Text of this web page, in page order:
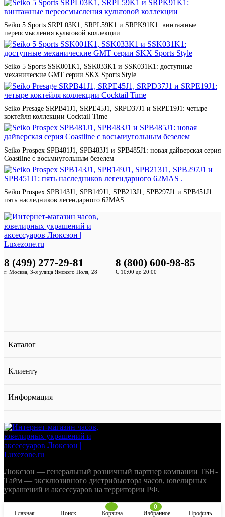
Seiko 5 Sports SRPL03K1, SRPL59K1 и SRPK91K1: винтажные
переосмысления культовой коллекции
Seiko 5 Sports SSK001K1, SSK033K1 и SSK031K1: доступные
механические GMT серии SKX Sports Style
Seiko Presage SRPB41J1, SRPE45J1, SRPD37J1 и SRPE19J1: четыре
коктейля коллекции Cocktail Time
Seiko Prospex SPB481J1, SPB483J1 и SPB485J1: новая дайверская серия
Coastline с восьмиугольным безелем
Seiko Prospex SPB143J1, SPB149J1, SPB213J1, SPB297J1 и SPB451J1:
пять наследников легендарного 62MAS .
Каталог
Клиенту
Информация
8 (499) 277-29-81
г. Москва, 3-я улица Ямского Поля, 28
8 (800) 600-98-85
С 10:00 до 20:00
Люксзон — генеральный розничный партнер компании ТБН-
Тайм — эксклюзивного дистрибьютора часов, ювелирных
украшений и аксессуаров на территории РФ.
Главная Поиск Корзина
0
Избранное
Профиль